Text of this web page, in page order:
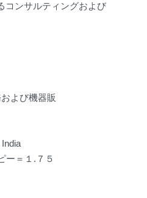
コンサルティングおよび
よび機器販
ー＝１.７５